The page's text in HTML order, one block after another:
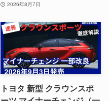
2026年8月7日
トヨタ 新型 クラウンスポ